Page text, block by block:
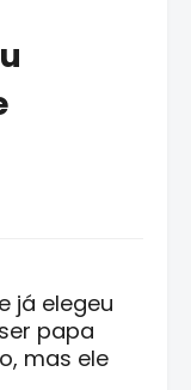
já elegeu
papa
mas ele